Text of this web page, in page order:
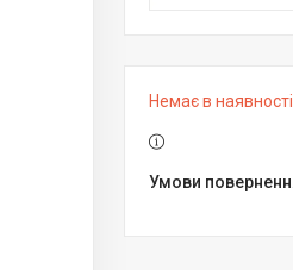
Немає в наявності